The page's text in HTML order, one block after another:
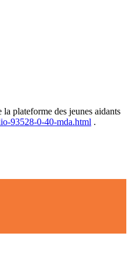
plateforme des jeunes aidants
93528-0-40-mda.html .